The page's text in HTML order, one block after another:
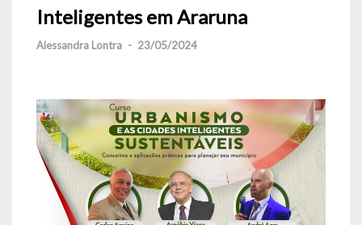
Inteligentes em Araruna
Alessandra Lontra - 23/05/2024